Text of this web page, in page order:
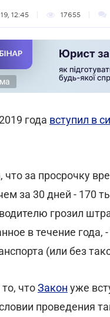
12:45 17655
года вступил в
за просрочку
за 30 дней - 170
грозил
в течение
(или без
чтоЗакон уже
проведения